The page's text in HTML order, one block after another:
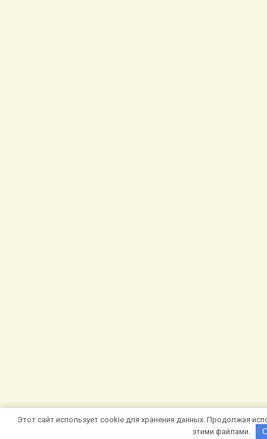
Этот сайт использует cookie для хранения данных. Продолжая
этими файлами.